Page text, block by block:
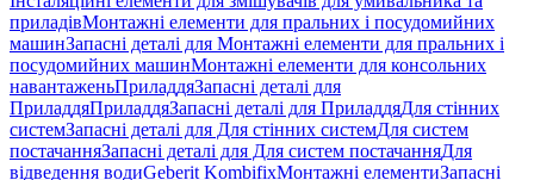
приладівМонтажні елементи для пральних і посудомийних
машинЗапасні деталі для Монтажні елементи для пральних і
посудомийних машинМонтажні елементи для консольних
навантаженьПриладдяЗапасні деталі для
ПриладдяПриладдяЗапасні деталі для ПриладдяДля стінних
системЗапасні деталі для Для стінних системДля систем
постачанняЗапасні деталі для Для систем постачанняДля
відведення водиGeberit KombifixМонтажні елементиЗапасні